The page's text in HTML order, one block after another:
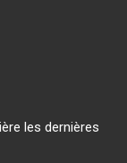
les dernières